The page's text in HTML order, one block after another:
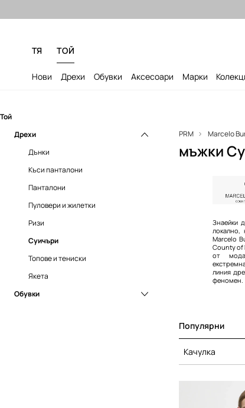
Безплатни доставка и
ТЯ ТОЙ
Нови Дрехи Обувки Аксесоари Марки
Той
Дрехи
Дънки
Къси панталони
Панталони
Пуловери и жилетки
Ризи
Суичъри
Топове и тениски
Якета
Обувки
PRM Marcelo
мъжки
Знаейки
локално,
Marcelo
County of
от
линия
феномен.
Популярни
Качулка